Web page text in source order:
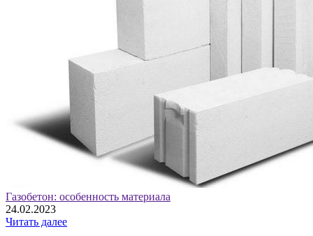
Газобетон: особенность материала
24.02.2023
Читать далее